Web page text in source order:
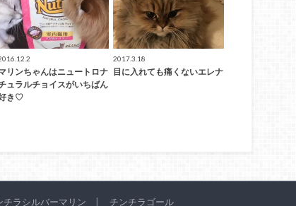
リンちゃんはニュートロナ
ュラルチョイスがいちばん
き♡
2017.3.18
目に入れても痛くないエレナ
チラシルバーマリン チンチラゴール